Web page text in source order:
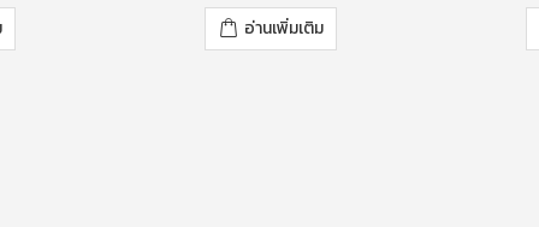
0out of 5
อ่านเพิ่มเติม